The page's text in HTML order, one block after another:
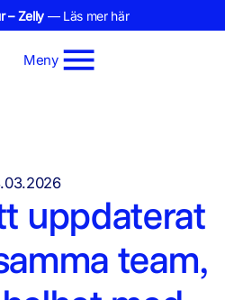
– Zelly — Läs mer här
Meny
uppdaterat
team,